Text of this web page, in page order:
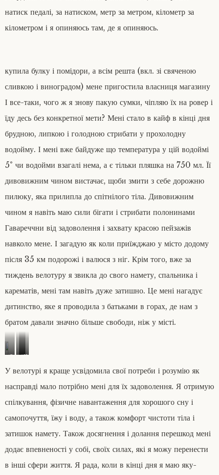
натиск педалі, за натиском, метр за метром, кілометр за
кілометром і я опиняюсь там, де я опиняюсь.
купила булку і помідори, а всім решта (вкл. зі свяченою
сливкою і виноградом) мене пригостила власниця магазину
І все-таки, чого ж я знову пакую сумки, чіпляю їх на ровер і
їду десь без конкретної мети? Мені стало в кайф в кінці дня
брудною, липкою і голодною стрибати у прохолодну
водойму. І мені вже байдуже що температура у цій водоймі
5° чи водойми взагалі нема, а є тільки пляшка на 750 мл. Її
дивовижним чином вистачає, щоби змити з себе дорожню
пилюку, яка прилипла до спітнілого тіла. Дивовижним
чином я навіть маю сили бігати і стрибати полонинами
Гавареччни від задоволення і захвату красою пейзажів
навколо мене. І загадую як коли приїжджаю у місто додому
після 35 км подорожі і валюся з ніг. Крім того, вже за
тиждень велотуру я звикла до свого намету, спальника і
карематів, мені там навіть дуже затишно. Це мені нагадує
дитинство, яке я проводила з батьками в горах, де нам з
братом давали значно більше свободи, ніж у місті.
о
Б
а
в
о
б
і
п
л
о
и
н
с
.
н
п
о
в
’
м
а
У велотурі я краще усвідомила свої потреби і розумію як
насправді мало потрібно мені для їх задоволення. Я отримую
спілкування, фізичне навантаження для хорошого сну і
самопочуття, їжу і воду, а також комфорт чистоти тіла і
затишок намету. Також досягнення і долання перешкод мені
додає впевненості у собі, своїх силах, які я можу перенести
в інші сфери життя. Я рада, коли в кінці дня я маю яку-